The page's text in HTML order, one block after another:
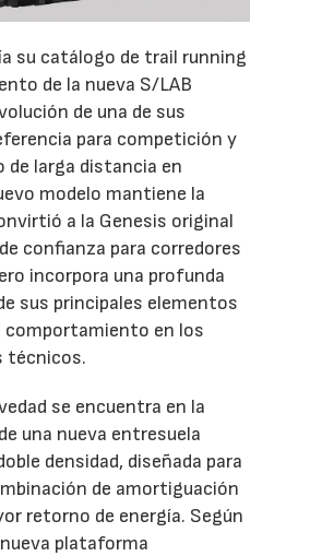
su catálogo de trail running
de la nueva S/LAB
de una de sus
para competición y
larga distancia en
modelo mantiene la
a la Genesis original
confianza para corredores
incorpora una profunda
sus principales elementos
comportamiento en los
técnicos.
se encuentra en la
una nueva entresuela
densidad, diseñada para
de amortiguación
retorno de energía. Según
plataforma